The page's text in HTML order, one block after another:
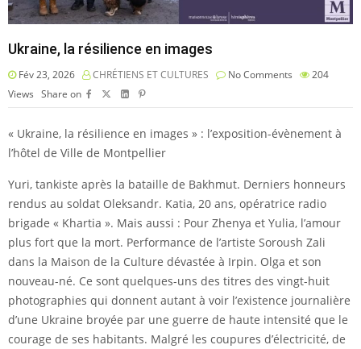
Ukraine, la résilience en images
Fév 23, 2026 CHRÉTIENS ET CULTURES No Comments
204
Views Share on
« Ukraine, la résilience en images » : l’exposition-évènement à
l’hôtel de Ville de Montpellier
Yuri, tankiste après la bataille de Bakhmut. Derniers honneurs
rendus au soldat Oleksandr. Katia, 20 ans, opératrice radio
brigade « Khartia ». Mais aussi : Pour Zhenya et Yulia, l’amour
plus fort que la mort. Performance de l’artiste Soroush Zali
dans la Maison de la Culture dévastée à Irpin. Olga et son
nouveau-né. Ce sont quelques-uns des titres des vingt-huit
photographies qui donnent autant à voir l’existence journalière
d’une Ukraine broyée par une guerre de haute intensité que le
courage de ses habitants. Malgré les coupures d’électricité, de